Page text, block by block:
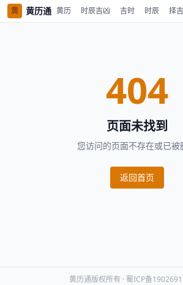
黄 黄历通 黄历 时辰吉凶 吉时 时辰 择吉
404
页面未找到
您访问的页面不存在或已被
返回首页
黄历通版权所有 · 蜀ICP备